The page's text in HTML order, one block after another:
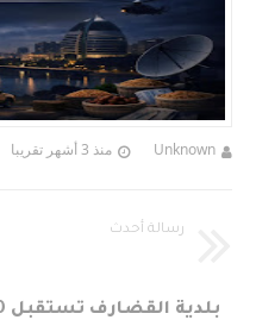
Unknown منذ 3 أشهر تقريبا
رسالة أحدث